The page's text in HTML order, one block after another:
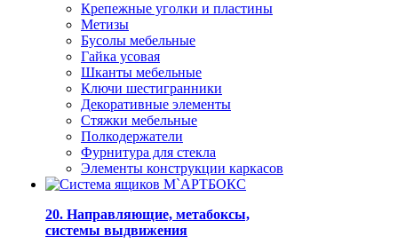
Крепежные уголки и пластины
Метизы
Бусолы мебельные
Гайка усовая
Шканты мебельные
Ключи шестигранники
Декоративные элементы
Стяжки мебельные
Полкодержатели
Фурнитура для стекла
Элементы конструкции каркасов
20. Направляющие, метабоксы,
системы выдвижения